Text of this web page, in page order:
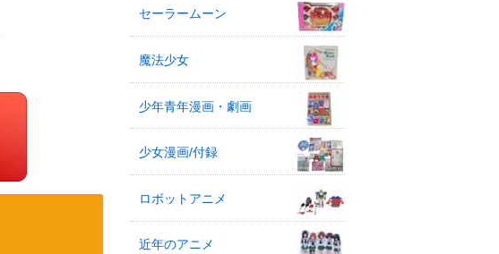
セーラームーン
魔法少女
少年青年漫画・劇画
少女漫画/付録
ロボットアニメ
近年のアニメ